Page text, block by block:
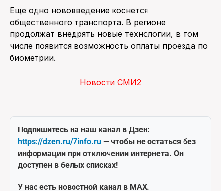
Еще одно нововведение коснется
общественного транспорта. В регионе
продолжат внедрять новые технологии, в том
числе появится возможность оплаты проезда по
биометрии.
Новости СМИ2
Подпишитесь на наш канал в Дзен:
https://dzen.ru/7info.ru — чтобы не остаться без
информации при отключении интернета. Он
доступен в белых списках!
У нас есть новостной канал в MAX.